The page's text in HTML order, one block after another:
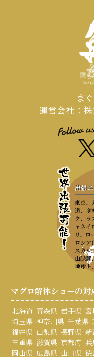
～4月頃）
会場の調整
ご連絡が必
ま
運営会社：
出張
東京、
道、 沖
ク、ラ
ャネイ
リ、ロ
ロシア
スカル
山脈
地球上
マグロ解体ショーの対
北海道 青森県 岩手県 宮
埼玉県 神奈川県 千葉県
福井県 山梨県 長野県 新
三重県 滋賀県 京都府 兵
岡山県 広島県 山口県 徳